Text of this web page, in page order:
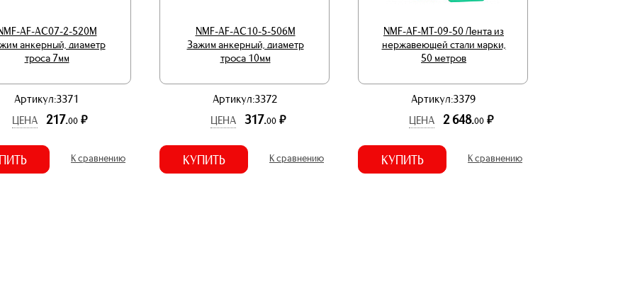
AF-AC07-2-520M
анкерный, диаметр
троса 7мм
Артикул:3371
ЦЕНА
217.00 р.
К сравнению
NMF-AF-AC10-5-506M
Зажим анкерный, диаметр
троса 10мм
Артикул:3372
ЦЕНА
317.00 р.
КУПИТЬ К сравнению
NMF-AF-MT-09-50 Лента из
нержавеющей стали марки,
50 метров
Артикул:3379
ЦЕНА
2 648.00 р.
КУПИТЬ К сравнению